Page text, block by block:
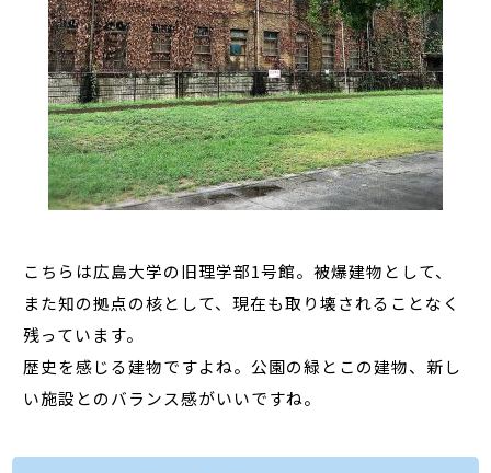
こちらは広島大学の旧理学部1号館。被爆建物として、
また知の拠点の核として、現在も取り壊されることなく
残っています。
歴史を感じる建物ですよね。公園の緑とこの建物、新し
い施設とのバランス感がいいですね。